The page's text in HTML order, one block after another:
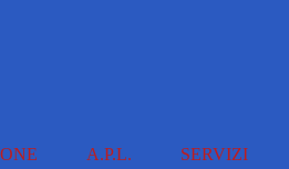
A.P.L. SERVIZI